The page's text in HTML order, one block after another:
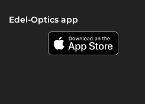
Edel-Optics app